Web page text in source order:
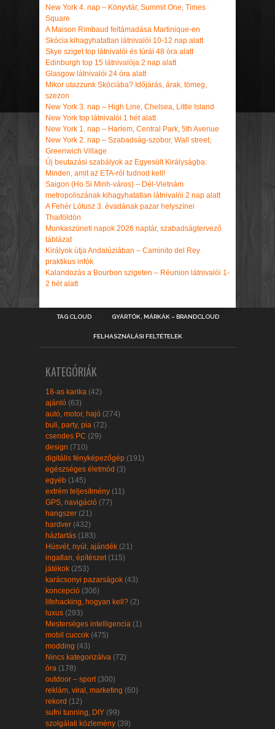
New York 4. nap – Könyvtár, Summit One, Times
Square
A Maison Rimbaud feltámadása Martinique-en
Skócia kihagyhatatlan látnivalói 10-12 nap alatt
Skye sziget top látnivalói és túrái 48 óra alatt
Edinburgh top 15 látnivalója 2 nap alatt
Glasgow látnivalói 24 óra alatt
Mikor utazzunk Skóciába? Időjárás, árak, tömeg,
szezon
New York 3. nap – High Line, Chelsea, Little Island
New York top látnivalói 1 hét alatt
New York 1. nap – Harlem, Central Park, 5th Avenue
New York 2. nap – Szabadság-szobor, Wall street,
Greenwich Village
Új beutazási szabályok az Egyesült Királyságba:
Minden, amit az ETA-ról tudnod kell!
Saigon (Ho Si Minh-város) – Dél-Vietnám
metropoliszának kihagyhatatlan látnivalói 2 nap alatt
A Fehér Lótusz 3. évadának pazar helyszínei
Thaiföldön
Munkaszüneti napok 2026 naptár, szabadságtervező
táblázat
Királyok útja Andalúziában – Caminito del Rey
praktikus infók
Kalandozás a Bourbon szigeten – Réunion látnivalói 1-
2 hét alatt
TAG CLOUD GYÁRTÓK, MÁRKÁK – BRANDCLOUD
FELHASZNÁLÁSI FELTÉTELEK
KATEGÓRIÁK
18-as karika (42)
ajánló (63)
autó, motor, hajó (274)
buli, party, pia (72)
csendes PC (29)
design (710)
digitális fényképezőgép (191)
egészséges életmód (3)
egyéb (145)
extrém teljesítmény (11)
GPS, navigáció (77)
hangszer (21)
hardver (432)
háztartás (183)
Húsvét, nyúl, ajándék (21)
ingatlan, építészet (115)
játékok (253)
karácsonyi pazarságok (43)
koncepció (306)
lifehacking, hogyan kell? (2)
luxus (293)
Mesterséges intelligencia (1)
mobil cuccok (475)
modding (43)
Nincs kategorizálva (72)
óra (178)
outdoor – sport (300)
reklám, viral, marketing (60)
rekord (12)
sufni tunning, DIY (99)
szolgálati közlemény (39)